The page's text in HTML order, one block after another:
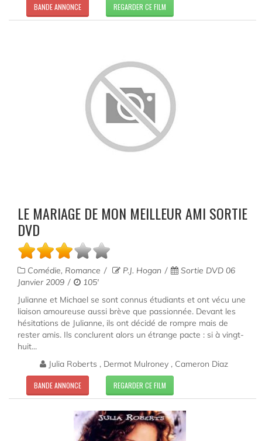
BANDE ANNONCE REGARDER CE FILM
LE MARIAGE DE MON MEILLEUR AMI SORTIE
DVD
Comédie, Romance P.J. Hogan
Sortie DVD 06
Janvier 2009
105'
Julianne et Michael se sont connus étudiants et ont vécu une
liaison amoureuse aussi brève que passionnée. Devant les
hésitations de Julianne, ils ont décidé de rompre mais de
rester amis. Ils conclurent alors un étrange pacte : si à vingt-
huit...
Julia Roberts , Dermot Mulroney , Cameron Diaz
BANDE ANNONCE REGARDER CE FILM